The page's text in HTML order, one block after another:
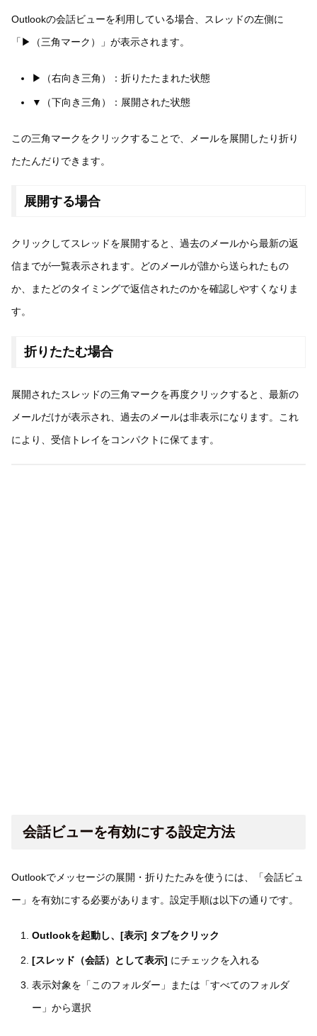
Outlookの会話ビューを利用している場合、スレッドの左側に
「▶（三角マーク）」が表示されます。
▶（右向き三角）：折りたたまれた状態
▼（下向き三角）：展開された状態
この三角マークをクリックすることで、メールを展開したり折り
たたんだりできます。
展開する場合
クリックしてスレッドを展開すると、過去のメールから最新の返
信までが一覧表示されます。どのメールが誰から送られたもの
か、またどのタイミングで返信されたのかを確認しやすくなりま
す。
折りたたむ場合
展開されたスレッドの三角マークを再度クリックすると、最新の
メールだけが表示され、過去のメールは非表示になります。これ
により、受信トレイをコンパクトに保てます。
会話ビューを有効にする設定方法
Outlookでメッセージの展開・折りたたみを使うには、「会話ビュ
ー」を有効にする必要があります。設定手順は以下の通りです。
Outlookを起動し、[表示] タブをクリック
[スレッド（会話）として表示] にチェックを入れる
表示対象を「このフォルダー」または「すべてのフォルダ
ー」から選択